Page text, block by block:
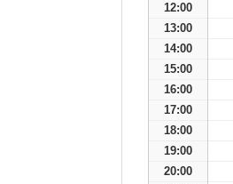
12:00
13:00
14:00
15:00
16:00
17:00
18:00
19:00
20:00